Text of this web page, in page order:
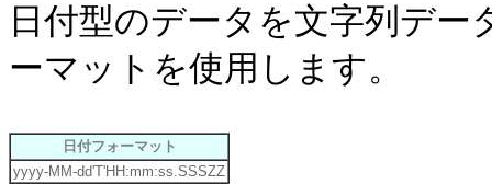
日付型のデータを文字列デ
ーマットを使用します。
日付フォーマット
yyyy-MM-dd'T'HH:mm:ss.SSSZZ